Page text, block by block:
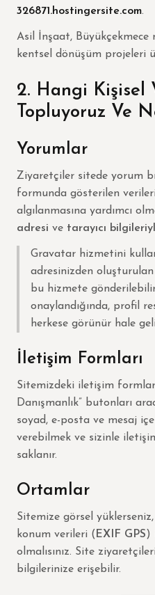
326871.hostingersite.com.
Asil İnşaat,
kentsel dönüşüm projeleri
2. Hangi Kişisel
Topluyoruz Ve
Yorumlar
Ziyaretçiler sitede yorum
formunda gösterilen
algılanmasına yardımcı
adresi ve tarayıcı
Gravatar hizmetini
adresinizden
bu hizmete
onaylandığında, profil
herkese görünür hale
İletişim Formları
Sitemizdeki iletişim
Danışmanlık” butonları
soyad, e-posta ve mesaj
verebilmek ve sizinle
saklanır.
Ortamlar
Sitemize görsel
konum verileri ( EXIF GPS)
olmalısınız. Site
bilgilerinize erişebilir.